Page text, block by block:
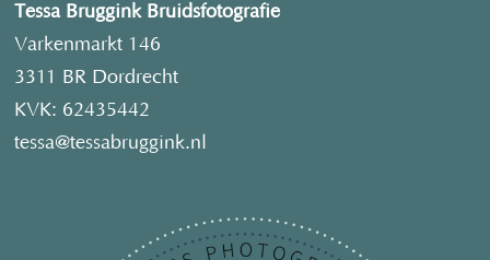
Tessa Bruggink Bruidsfotografie
Varkenmarkt 146
3311 BR Dordrecht
KVK: 62435442
tessa@tessabruggink.nl